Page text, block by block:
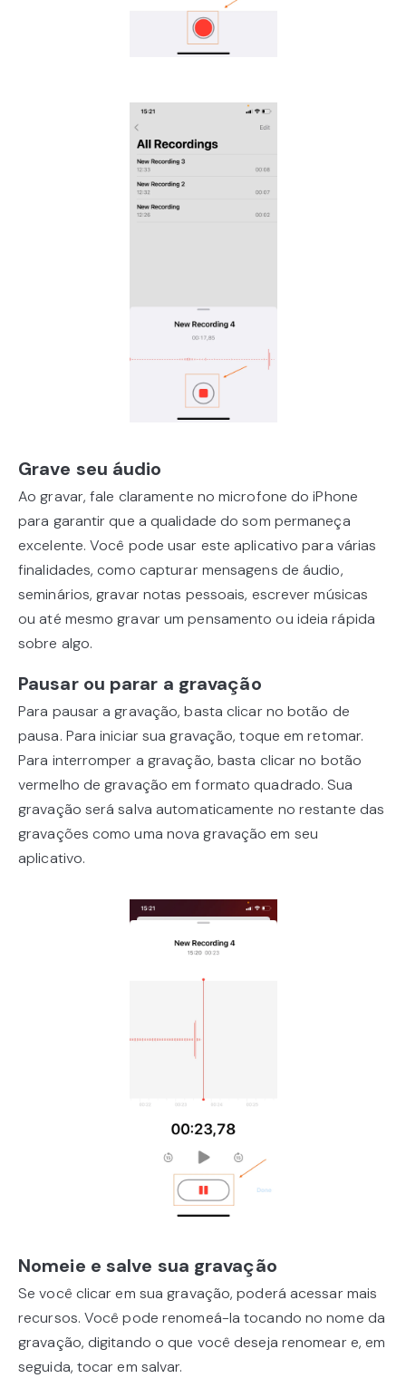
Grave seu áudio
Ao gravar, fale claramente no microfone do iPhone
para garantir que a qualidade do som permaneça
excelente. Você pode usar este aplicativo para várias
finalidades, como capturar mensagens de áudio,
seminários, gravar notas pessoais, escrever músicas
ou até mesmo gravar um pensamento ou ideia rápida
sobre algo.
Pausar ou parar a gravação
Para pausar a gravação, basta clicar no botão de
pausa. Para iniciar sua gravação, toque em retomar.
Para interromper a gravação, basta clicar no botão
vermelho de gravação em formato quadrado. Sua
gravação será salva automaticamente no restante das
gravações como uma nova gravação em seu
aplicativo.
Nomeie e salve sua gravação
Se você clicar em sua gravação, poderá acessar mais
recursos. Você pode renomeá-la tocando no nome da
gravação, digitando o que você deseja renomear e, em
seguida, tocar em salvar.